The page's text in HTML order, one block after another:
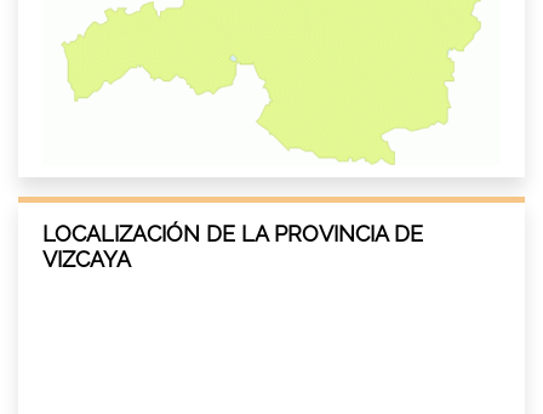
LOCALIZACIÓN DE LA PROVINCIA DE
VIZCAYA